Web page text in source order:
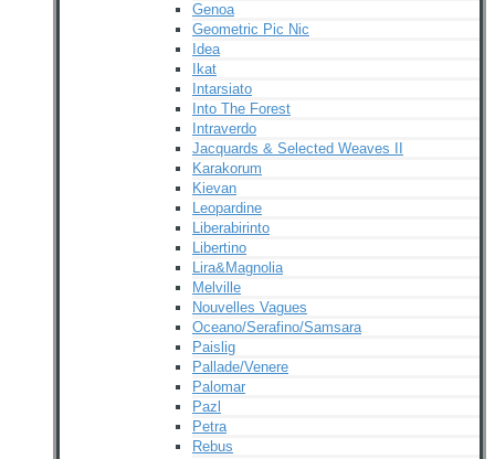
Genoa
Geometric Pic Nic
Idea
Ikat
Intarsiato
Into The Forest
Intraverdo
Jacquards & Selected Weaves II
Karakorum
Kievan
Leopardine
Liberabirinto
Libertino
Lira&Magnolia
Melville
Nouvelles Vagues
Oceano/Serafino/Samsara
Paislig
Pallade/Venere
Palomar
Pazl
Petra
Rebus